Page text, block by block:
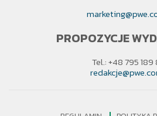
PROPOZYCJE
Tel.: +48 795